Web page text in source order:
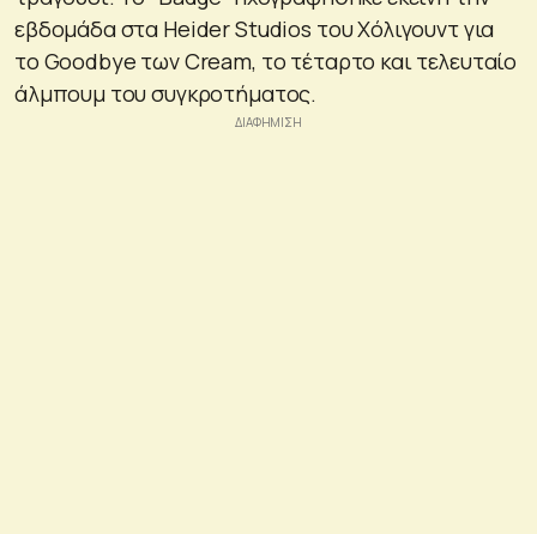
εβδομάδα στα Heider Studios του Χόλιγουντ για
το Goodbye των Cream, το τέταρτο και τελευταίο
άλμπουμ του συγκροτήματος.